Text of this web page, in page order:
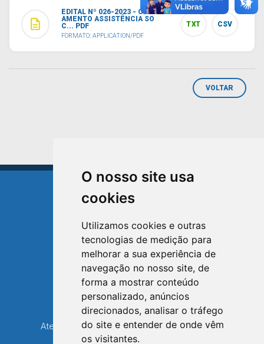
O nosso site usa
cookies
Utilizamos cookies e outras
tecnologias de medição para
melhorar a sua experiência de
navegação no nosso site, de
forma a mostrar conteúdo
personalizado, anúncios
direcionados, analisar o tráfego
do site e entender de onde vêm
os visitantes.
description
EDITAL Nº 026-2023 - CHAM
AMENTO ASSISTÊNCIA SO
C... PDF
FORMATO: APPLICATION/PDF
TXT CSV
VOLTAR
TRIUNFO
RIO GRANDE DO SUL
Avenida XV de Novembro, 15
Bairro Centro - Triunfo/RS
Telefone: (51) 3654-6308
Atendimento: 8h30 até 12h e 13h30 até 16h36